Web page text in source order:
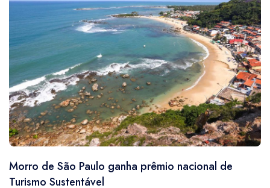
Morro de São Paulo ganha prêmio nacional de
Turismo Sustentável